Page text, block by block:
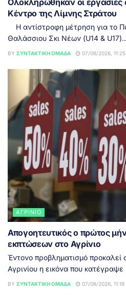
Κέντρο της Λίμνης Στράτου
Η αντίστροφη μέτρηση για το
Θαλάσσιου Σκι Νέων (U14 &
BY ΣΥΝΤΑΚΤΙΚΉ ΟΜΆΔΑ 07/08/2026, 11:25
ΑΓΡΊΝΙΟ
Απογοητευτικός ο πρώτος
εκπτώσεων στο Αγρίνιο
Έντονο προβληματισμό προκαλεί
Αγρινίου η εικόνα που
BY ΣΥΝΤΑΚΤΙΚΉ ΟΜΆΔΑ 07/08/2026, 11:19